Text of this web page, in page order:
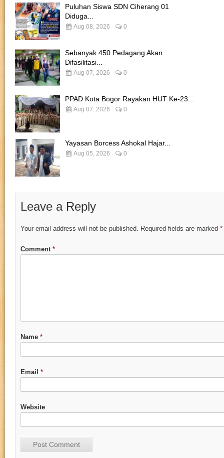
Puluhan Siswa SDN Ciherang 01
Diduga...
Aug 08, 2026 0
Sebanyak 450 Pedagang Akan
Difasilitasi...
Aug 07, 2026 0
PPAD Kota Bogor Rayakan HUT Ke-23...
Aug 07, 2026 0
Yayasan Borcess Ashokal Hajar...
Aug 05, 2026 0
Leave a Reply
Your email address will not be published. Required fields are marked *
Comment *
Name *
Email *
Website